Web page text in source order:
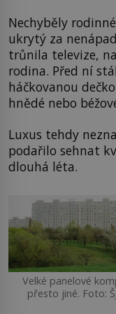
Nechyběly
ukrytý za
trůnila televize,
rodina. Před ní
háčkovanou
hnědé nebo
Luxus tehdy
podařilo sehnat
dlouhá léta.
Velké panelové
přesto jiné. Foto: